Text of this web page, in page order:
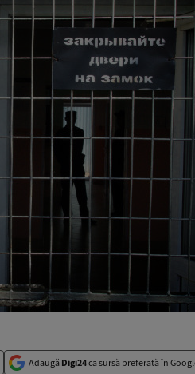
Adaugă Digi24ca sursă preferată în